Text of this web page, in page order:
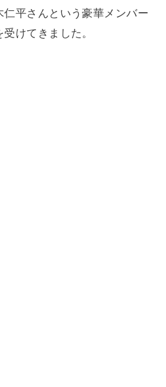
仁平さんという豪華メンバー
けてきました。